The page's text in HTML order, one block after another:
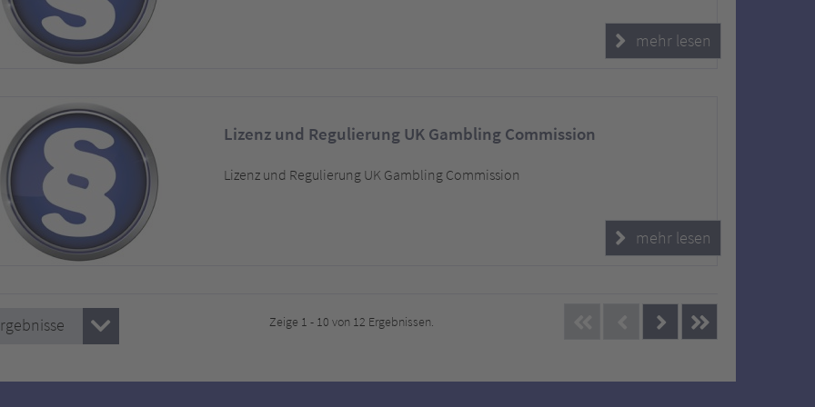
mehr lesen
Lizenz und Regulierung UK Gambling Commission
Lizenz und Regulierung UK Gambling Commission
mehr lesen
Zeige 1 - 10 von 12 Ergebnissen.